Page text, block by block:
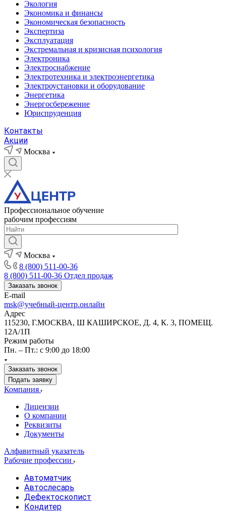
Экология
Экономика и финансы
Экономическая безопасность
Экспертиза
Эксплуатация
Экстремальная и кризисная психология
Электроника
Электроснабжение
Электротехника и электроэнергетика
Электроустановки и оборудование
Энергетика
Энергосбережение
Юриспруденция
Контакты
Акции
Москва
Профессиональное обучение
рабочим профессиям
Москва
8 (800) 511-00-36
8 (800) 511-00-36 Отдел продаж
Заказать звонок
E-mail
msk@учебный-центр.онлайн
Адрес
115230, Г.МОСКВА, Ш КАШИРСКОЕ, Д. 4, К. 3, ПОМЕЩ.
12А/1П
Режим работы
Пн. – Пт.: с 9:00 до 18:00
Заказать звонок
Подать заявку
Компания
Лицензии
О компании
Реквизиты
Документы
Алфавитный указатель
Рабочие профессии
Автоматчик
Автослесарь
Дефектоскопист
Кондитер